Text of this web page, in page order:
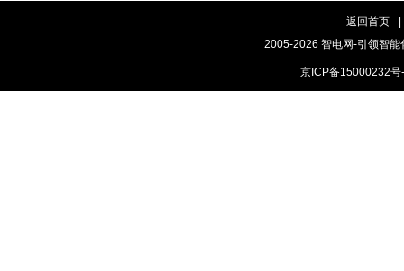
返回首页
2005-2026 智电网-引领智
京ICP备15000232号